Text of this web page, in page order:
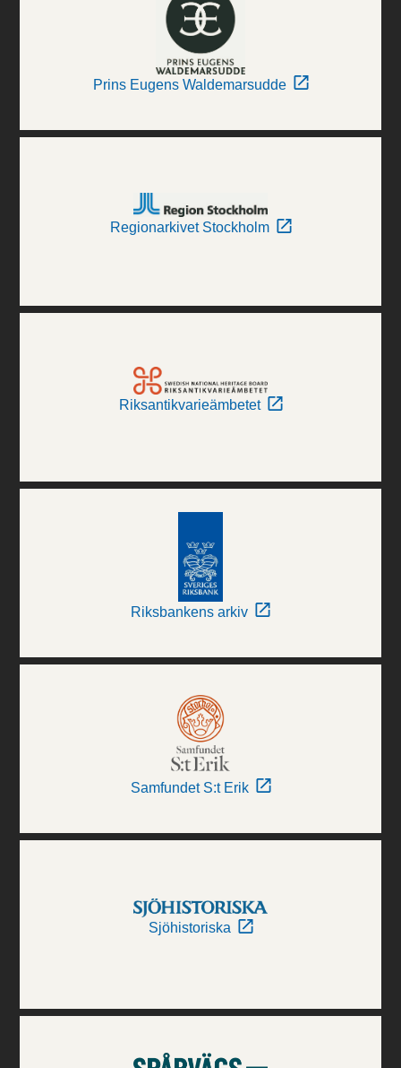
Prins Eugens Waldemarsudde
Regionarkivet Stockholm
Riksantikvarieämbetet
Riksbankens arkiv
Samfundet S:t Erik
Sjöhistoriska